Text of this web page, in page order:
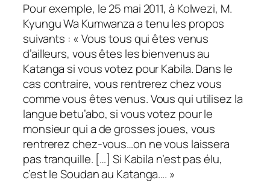
Pour exemple, le 25 mai 2011, à Kolwezi, M.
Kyungu Wa Kumwanza a tenu les propos
suivants : « Vous tous qui êtes venus
d’ailleurs, vous êtes les bienvenus au
Katanga si vous votez pour Kabila. Dans le
cas contraire, vous rentrerez chez vous
comme vous êtes venus. Vous qui utilisez la
langue betu’abo, si vous votez pour le
monsieur qui a de grosses joues, vous
rentrerez chez-vous…on ne vous laissera
pas tranquille. […] Si Kabila n’est pas élu,
c’est le Soudan au Katanga…. »